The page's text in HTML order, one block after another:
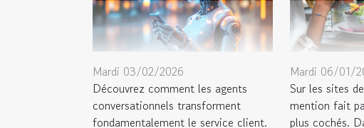
Mardi 03/02/2026
Découvrez comment les agents
conversationnels transforment
fondamentalement le service client.
Mardi 06/01/
Sur les sites
mention fait
plus cochés.